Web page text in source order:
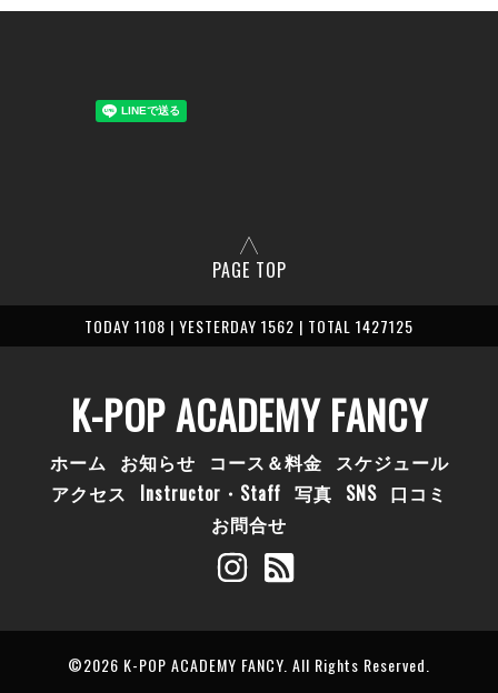
PAGE TOP
TODAY 1108 | YESTERDAY 1562 | TOTAL 1427125
K-POP ACADEMY FANCY
ホーム お知らせ コース＆料金 スケジュール
アクセス
Instructor・Staff 写真 SNS 口コミ
お問合せ
©2026 K-POP ACADEMY FANCY . All Rights Reserved.